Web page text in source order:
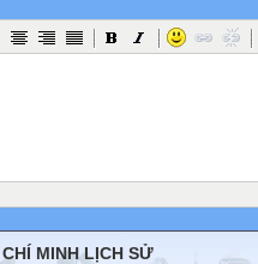
MINH LỊCH SỬ